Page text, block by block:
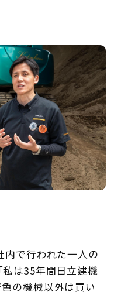
内で行われた一人の
は35年間日立建機
の機械以外は買い